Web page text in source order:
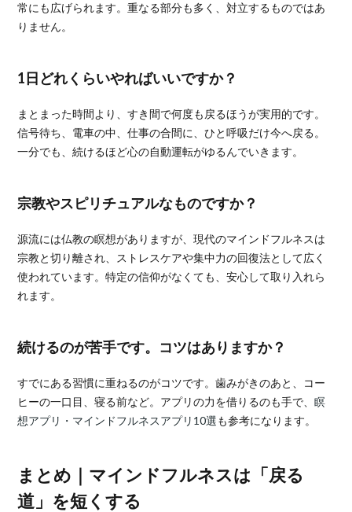
常にも広げられます。重なる部分も多く、対立するものではあ
りません。
1日どれくらいやればいいですか？
まとまった時間より、すき間で何度も戻るほうが実用的です。
信号待ち、電車の中、仕事の合間に、ひと呼吸だけ今へ戻る。
一分でも、続けるほど心の自動運転がゆるんでいきます。
宗教やスピリチュアルなものですか？
源流には仏教の瞑想がありますが、現代のマインドフルネスは
宗教と切り離され、ストレスケアや集中力の回復法として広く
使われています。特定の信仰がなくても、安心して取り入れら
れます。
続けるのが苦手です。コツはありますか？
すでにある習慣に重ねるのがコツです。歯みがきのあと、コー
ヒーの一口目、寝る前など。アプリの力を借りるのも手で、 瞑
想アプリ・マインドフルネスアプリ10選も参考になります。
まとめ｜マインドフルネスは「戻る
道」を短くする